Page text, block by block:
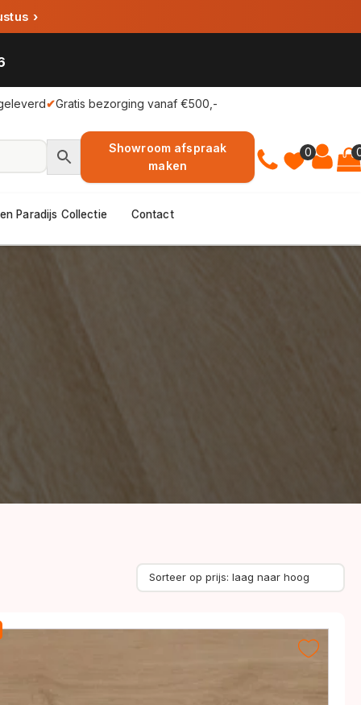
›
✔Gratis bezorging vanaf €500,-
0
Showroom afspraak
maken
Paradijs Collectie Contact